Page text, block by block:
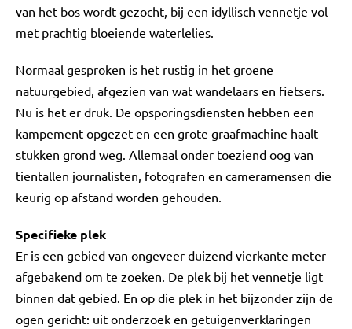
van het bos wordt gezocht, bij een idyllisch vennetje vol
met prachtig bloeiende waterlelies.
Normaal gesproken is het rustig in het groene
natuurgebied, afgezien van wat wandelaars en fietsers.
Nu is het er druk. De opsporingsdiensten hebben een
kampement opgezet en een grote graafmachine haalt
stukken grond weg. Allemaal onder toeziend oog van
tientallen journalisten, fotografen en cameramensen die
keurig op afstand worden gehouden.
Specifieke plek
Er is een gebied van ongeveer duizend vierkante meter
afgebakend om te zoeken. De plek bij het vennetje ligt
binnen dat gebied. En op die plek in het bijzonder zijn de
ogen gericht: uit onderzoek en getuigenverklaringen